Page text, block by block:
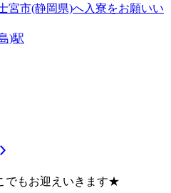
宮市(静岡県)へ入寮をお願いい
)駅
でもお迎えいきます★